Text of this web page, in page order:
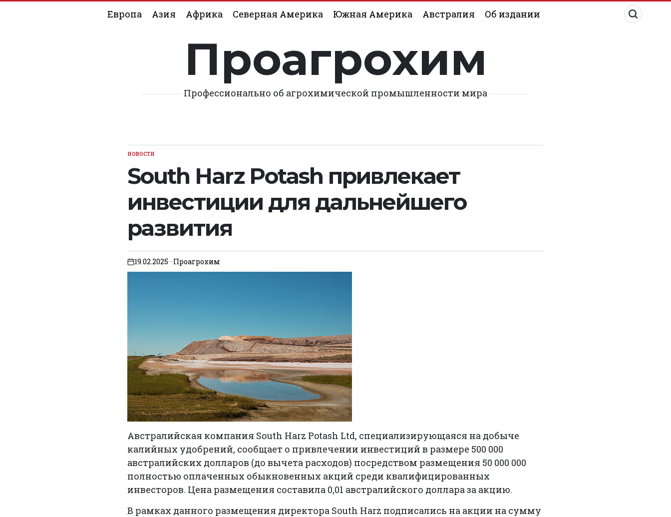
Европа Азия Африка Северная Америка Южная Америка Австралия Об издании
Проагрохим
Профессионально об агрохимической промышленности мира
POSTED
НОВОСТИ
South Harz Potash привлекает
инвестиции для дальнейшего
развития
on19.02.2025 Проагрохим
Австралийская компания South Harz Potash Ltd, специализирующаяся на добыче
калийных удобрений, сообщает о привлечении инвестиций в размере 500 000
австралийских долларов (до вычета расходов) посредством размещения 50 000 000
полностью оплаченных обыкновенных акций среди квалифицированных
инвесторов. Цена размещения составила 0,01 австралийского доллара за акцию.
В рамках данного размещения директора South Harz подписались на акции на сумму